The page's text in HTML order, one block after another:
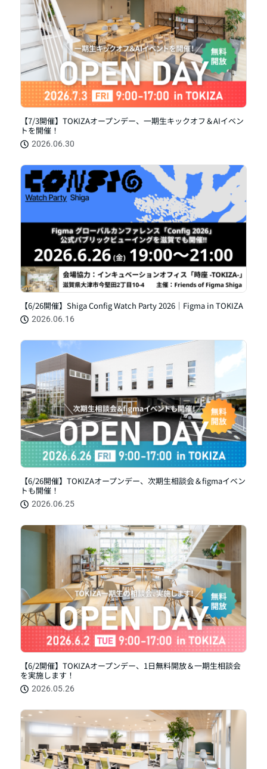
【7/3開催】TOKIZAオープンデー、一期生キックオフ＆AIイベン
トを開催！
2026.06.30
【6/26開催】Shiga Config Watch Party 2026｜Figma in TOKIZA
2026.06.16
【6/26開催】TOKIZAオープンデー、次期生相談会＆figmaイベン
トも開催！
2026.06.25
【6/2開催】TOKIZAオープンデー、1日無料開放＆一期生相談会
を実施します！
2026.05.26